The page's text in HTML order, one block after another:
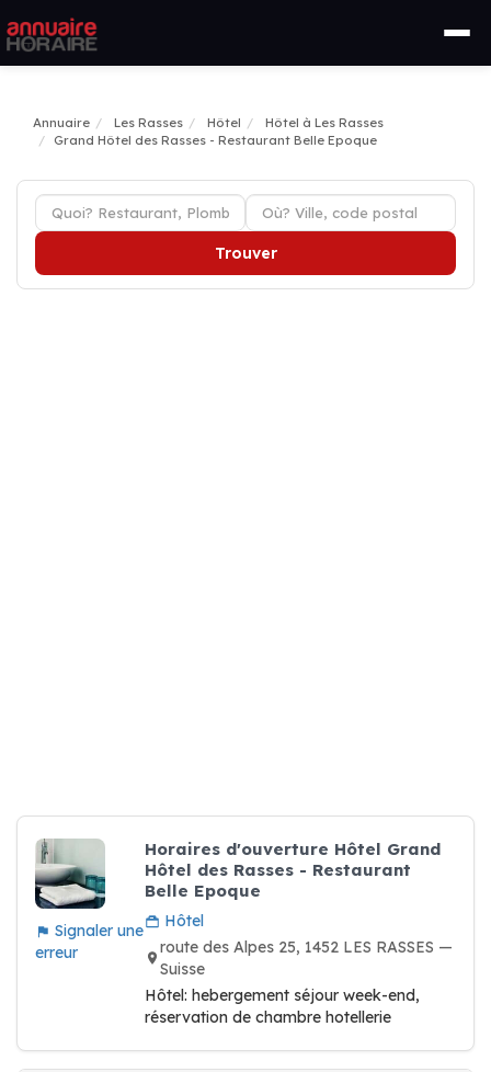
Annuaire Les Rasses Hôtel
Hôtel à Les Rasses
Grand Hôtel des Rasses - Restaurant Belle Epoque
Trouver
Signaler une
erreur
Horaires d'ouverture Hôtel Grand
Hôtel des Rasses - Restaurant
Belle Epoque
Hôtel
route des Alpes 25, 1452 LES RASSES —
Suisse
Hôtel: hebergement séjour week-end,
réservation de chambre hotellerie